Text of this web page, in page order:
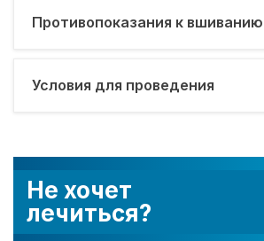
Не хочет
лечиться?
Противопоказания к вшиванию
Условия для проведения